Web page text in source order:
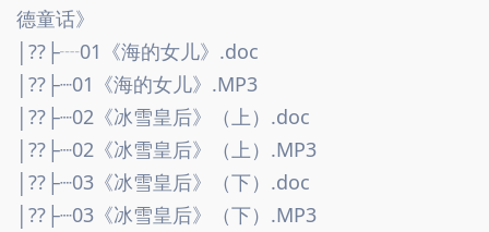
德童话》
│??├┈01《海的女儿》.doc
│??├┈01《海的女儿》.MP3
│??├┈02《冰雪皇后》（上）.doc
│??├┈02《冰雪皇后》（上）.MP3
│??├┈03《冰雪皇后》（下）.doc
│??├┈03《冰雪皇后》（下）.MP3